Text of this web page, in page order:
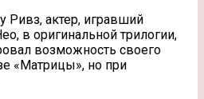
Ривз, актер, игравший
в оригинальной трилогии,
возможность своего
«Матрицы», но при